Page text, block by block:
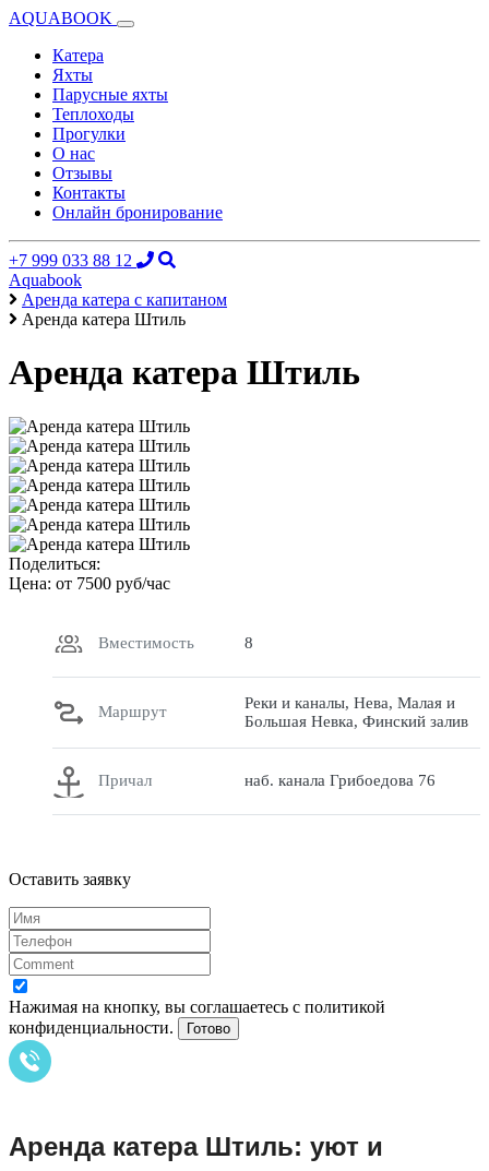
AQUABOOK
Катера
Яхты
Парусные яхты
Теплоходы
Прогулки
О нас
Отзывы
Контакты
Онлайн бронирование
+7 999 033 88 12
Aquabook
Аренда катера с капитаном
Аренда катера Штиль
Аренда катера Штиль
Поделиться:
Цена: от 7500 руб/час
Вместимость 8
Маршрут
Реки и каналы, Нева, Малая и
Большая Невка, Финский залив
Причал наб. канала Грибоедова 76
Оставить заявку
Нажимая на кнопку, вы соглашаетесь с политикой
конфиденциальности.
Готово
Аренда катера Штиль: уют и